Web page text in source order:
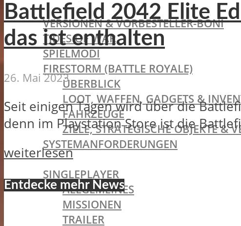
BATTLEFIELD V
VERSIONEN & VORBESTELLER-BONI
TIDES OF WAR
SPIELMODI
FIRESTORM (BATTLE ROYALE)
ÜBERBLICK
LOOT, WAFFEN, GADGETS &
FAHRZEUGE
ZIELE, STRATEGISCHE OBJEKTE &
SYSTEMANFORDERUNGEN
BATTLEFIELD 1
SINGLEPLAYER
ALLGEMEINES
MISSIONEN
TRAILER
Battlefield 2042 Elite
das ist enthalten
26. Mai 2023
Seit einigen Tagen wird über die
denn im Playstation Store ist die
weiterlesen
Entdecke mehr News